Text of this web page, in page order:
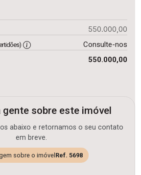
550.000,00
Consulte-nos
550.000,00
gente sobre este imóvel
abaixo e retornamos o seu contato
em breve.
sobre o imóvel Ref. 5698